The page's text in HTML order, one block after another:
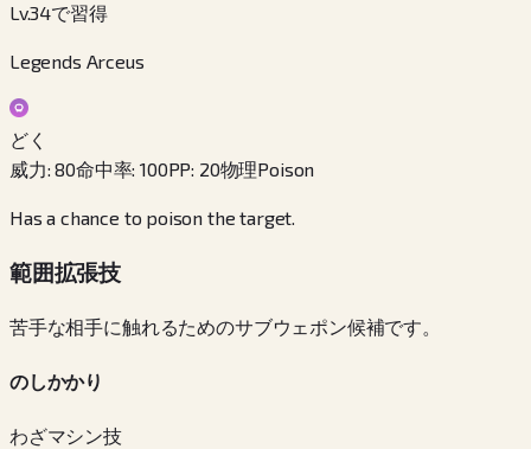
Lv.34で習得
Legends Arceus
どく
威力:80命中率:100PP: 20物理Poison
Has a chance to poison the target.
範囲拡張技
苦手な相手に触れるためのサブウェポン候補です。
のしかかり
わざマシン技